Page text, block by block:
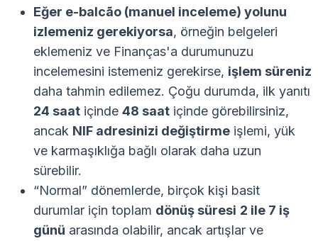
Eğer e-balcão (manuel inceleme) yolunu
izlemeniz gerekiyorsa, örneğin belgeleri
eklemeniz ve Finanças'a durumunuzu
incelemesini istemeniz gerekirse, işlem süreniz
daha tahmin edilemez. Çoğu durumda, ilk yanıtı
24 saat içinde 48 saat içinde görebilirsiniz,
ancak NIF adresinizi değiştirme işlemi, yük
ve karmaşıklığa bağlı olarak daha uzun
sürebilir.
“Normal” dönemlerde, birçok kişi basit
durumlar için toplam dönüş süresi 2 ile 7 iş
günü arasında olabilir, ancak artışlar ve